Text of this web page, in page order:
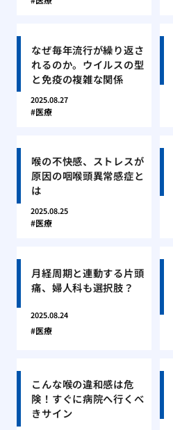
なぜ毎年流行が繰り返さ
れるのか。ウイルスの型
と免疫の複雑な関係
2025.08.27
医療
喉の不快感、ストレスが
原因の咽喉頭異常感症と
は
2025.08.25
医療
月経周期と連動する片頭
痛、婦人科も選択肢？
2025.08.24
医療
こんな喉の違和感は危
険！すぐに病院へ行くべ
きサイン